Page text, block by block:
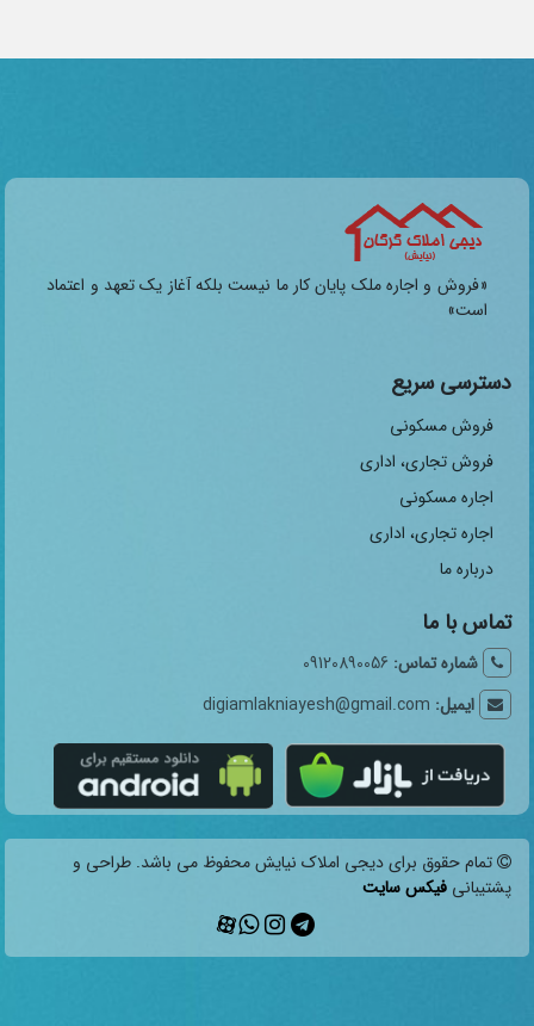
«فروش و اجاره ملک پایان کار ما نیست بلکه آغاز یک تعهد و اعتماد
است»
دسترسی سریع
فروش مسکونی
فروش تجاری، اداری
اجاره مسکونی
اجاره تجاری، اداری
درباره ما
تماس با ما
شماره تماس: 09120890056
ایمیل: digiamlakniayesh@gmail.com
تمام حقوق برای دیجی املاک نیایش محفوظ می باشد. طراحی و
پشتیبانی فیکس سایت